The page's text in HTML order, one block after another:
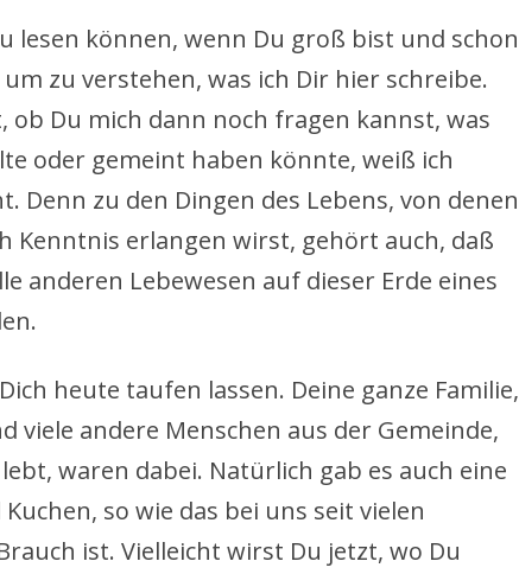
lesen können, wenn Du groß bist und schon
zu verstehen, was ich Dir hier schreibe.
ob Du mich dann noch fragen kannst, was
oder gemeint haben könnte, weiß ich
Denn zu den Dingen des Lebens, von denen
Kenntnis erlangen wirst, gehört auch, daß
anderen Lebewesen auf dieser Erde eines
heute taufen lassen. Deine ganze Familie,
viele andere Menschen aus der Gemeinde,
waren dabei. Natürlich gab es auch eine
so wie das bei uns seit vielen
ist. Vielleicht wirst Du jetzt, wo Du